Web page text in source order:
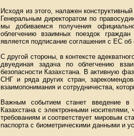
Исходя из этого, налажен
Генеральным директоратом по
мы добиваемся получения
облегчению взаимных поездок
является подписание соглашения с ЕС
С другой стороны, в контексте
двуединая задача по облегчению
безопасности Казахстана. В активную
СНГ и ряда других стран,
взаимопонимания и сотрудничества,
Важным событием станет введение в
Казахстана с электронными
требованиям и соответствует мировым
паспорта с биометрическими данными и